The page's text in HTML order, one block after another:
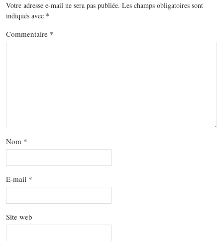
Votre adresse e-mail ne sera pas publiée. Les champs obligatoires sont
indiqués avec *
Commentaire *
Nom *
E-mail *
Site web